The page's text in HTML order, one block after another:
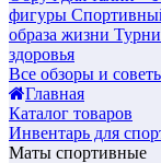
фигуры
образа жизни
здоровья
Все обзоры и
Главная
Каталог товаров
Инвентарь для
Маты спортивные